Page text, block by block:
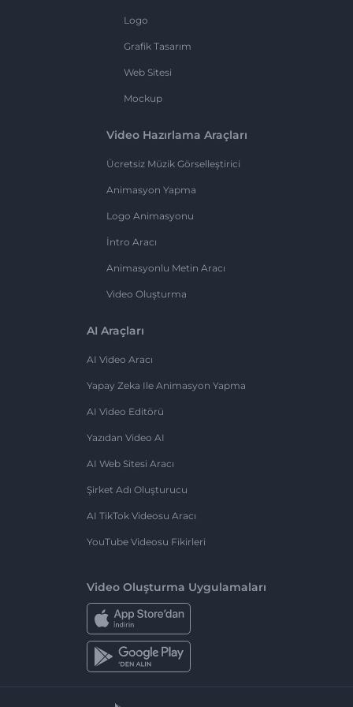
Logo
Grafik Tasarım
Web Sitesi
Mockup
Video Hazırlama Araçları
Ücretsiz Müzik Görselleştirici
Animasyon Yapma
Logo Animasyonu
İntro Aracı
Animasyonlu Metin Aracı
Video Oluşturma
AI Araçları
AI Video Aracı
Yapay Zeka Ile Animasyon Yapma
AI Video Editörü
Yazıdan Video AI
AI Web Sitesi Aracı
Şirket Adı Oluşturucu
AI TikTok Videosu Aracı
YouTube Videosu Fikirleri
Video Oluşturma Uygulamaları